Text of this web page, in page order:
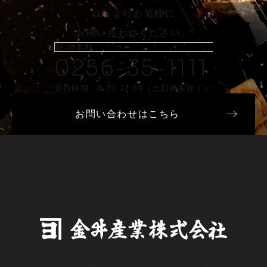
以下よりお気軽に
お問い合わせください。
新潟本社
0256-35-1111
受付時間 8:30-17:30（土日祝を除く）
お問い合わせはこちら